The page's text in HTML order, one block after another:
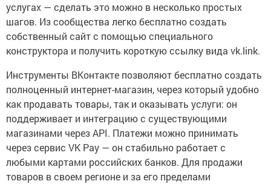
услугах — сделать это можно в несколько простых
шагов. Из сообщества легко бесплатно создать
собственный сайт с помощью специального
конструктора и получить короткую ссылку вида vk.link.
Инструменты ВКонтакте позволяют бесплатно создать
полноценный интернет-магазин, через который удобно
как продавать товары, так и оказывать услуги: он
поддерживает и интеграцию с существующими
магазинами через API. Платежи можно принимать
через сервис VK Pay — он стабильно работает с
любыми картами российских банков. Для продажи
товаров в своем регионе и за его пределами